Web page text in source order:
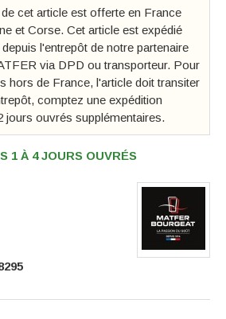
cet article est offerte en France
et Corse. Cet article est expédié
l'entrepôt de notre partenaire
via DPD ou transporteur. Pour
hors de France, l'article doit transiter
comptez une expédition
jours ouvrés supplémentaires.
1 À 4 JOURS OUVRÉS